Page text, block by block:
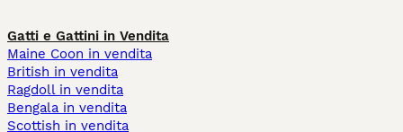
Gatti e Gattini in Vendita
Maine Coon in vendita
British in vendita
Ragdoll in vendita
Bengala in vendita
Scottish in vendita